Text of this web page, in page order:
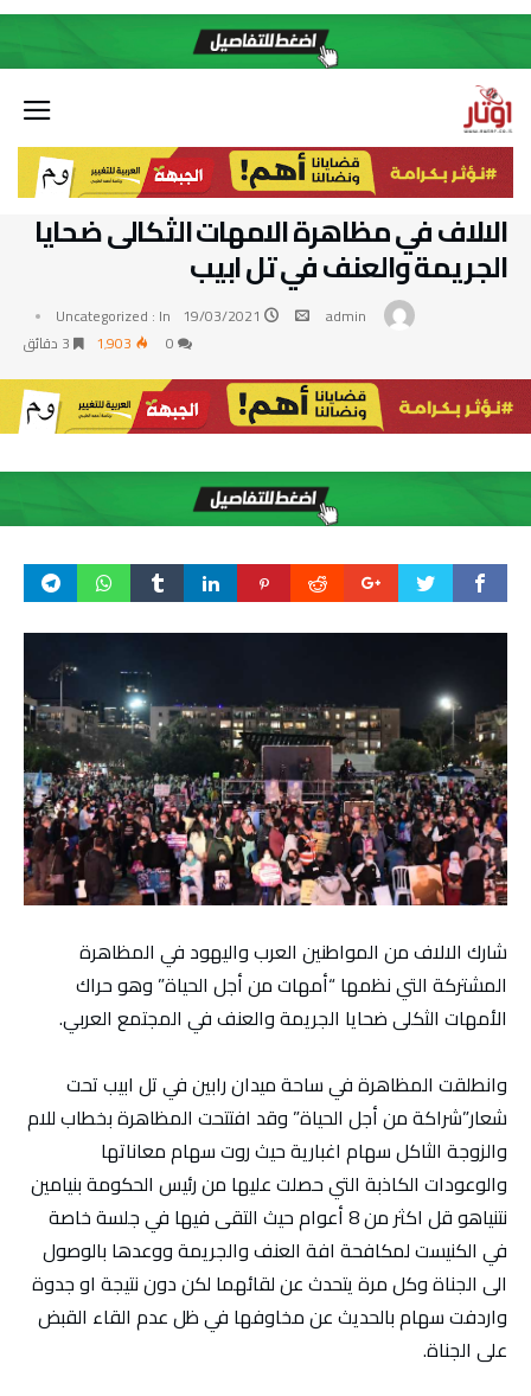
الالاف في مظاهرة الامهات الثكالى ضحايا
الجريمة والعنف في تل ابيب
admin
19/03/2021
In :
Uncategorized
1٬903 3 ‫دقائق‬
شارك الالاف من المواطنين العرب واليهود في المظاهرة
المشتركة التي نظمها “أمهات من أجل الحياة” وهو حراك
الأمهات الثكلى ضحايا الجريمة والعنف في المجتمع العربي.
وانطلقت المظاهرة في ساحة ميدان رابين في تل ابيب تحت
شعار”شراكة من أجل الحياة” وقد افتتحت المظاهرة بخطاب للام
والزوجة الثاكل سهام اغبارية حيث روت سهام معاناتها
والوعودات الكاذبة التي حصلت عليها من رئيس الحكومة بنيامين
نتنياهو قل اكثر من 8 أعوام حيث التقى فيها في جلسة خاصة
في الكنيست لمكافحة افة العنف والجريمة ووعدها بالوصول
الى الجناة وكل مرة يتحدث عن لقائهما لكن دون نتيجة او جدوة
واردفت سهام بالحديث عن مخاوفها في ظل عدم القاء القبض
على الجناة.